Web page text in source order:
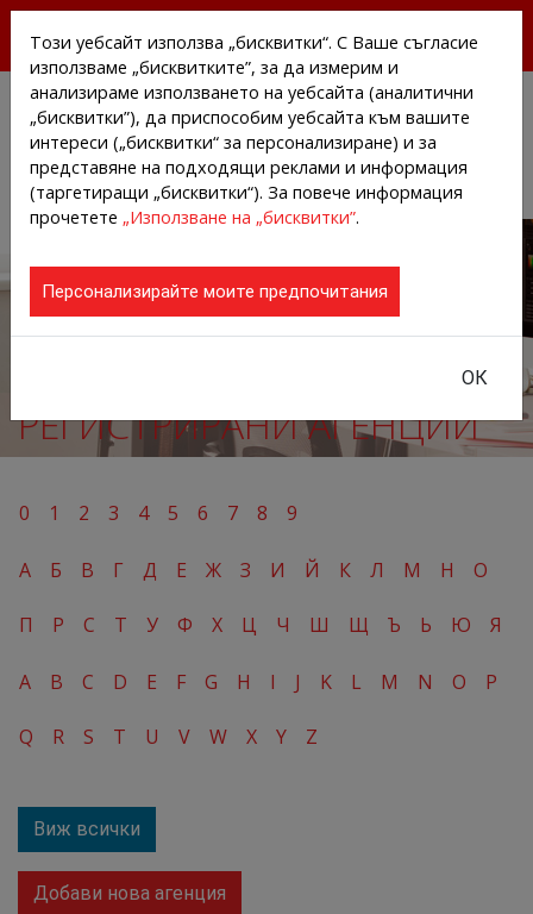
АГЕНЦИИТЕ И КОМПАНИИТЕ
РЕГИСТРИРАНИ АГЕНЦИИ
0 1 2 3 4 5 6 7 8 9
А Б В Г Д Е Ж З И Й К Л М Н О
П Р С Т У Ф Х Ц Ч Ш Щ Ъ Ь Ю Я
A B C D E F G H I J K L M N O P
Q R S T U V W X Y Z
Виж всички
Добави нова агенция
Този уебсайт използва „бисквитки“. С Ваше съгласие
използваме „бисквитките”, за да измерим и
анализираме използването на уебсайта (аналитични
„бисквитки”), да приспособим уебсайта към вашите
интереси („бисквитки“ за персонализиране) и за
представяне на подходящи реклами и информация
(таргетиращи „бисквитки“). За повече информация
прочетете „Използване на „бисквитки”.
Персонализирайте моите предпочитания
ОК